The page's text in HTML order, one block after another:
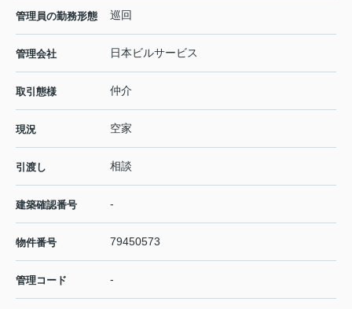
管理員の勤務形態 巡回
管理会社 日本ビルサービス
取引態様 仲介
現況 空家
引渡し 相談
建築確認番号 -
物件番号 79450573
管理コード -